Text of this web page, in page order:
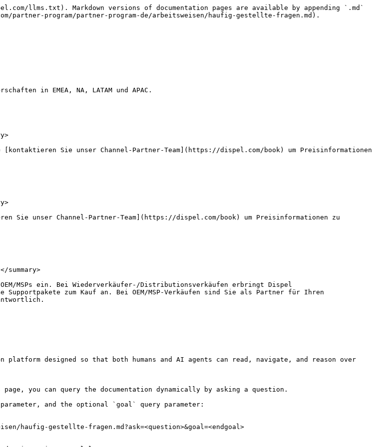
llms.txt). Markdown versions of documentation pages are available by appending `.md`
program/partner-program-de/arbeitsweisen/haufig-gestellte-fragen.md).
in EMEA, NA, LATAM und APAC.
Sie unser Channel-Partner-Team](https://dispel.com/book) um Preisinformationen
unser Channel-Partner-Team](https://dispel.com/book) um Preisinformationen zu
MSPs ein. Bei Wiederverkäufer-/Distributionsverkäufen erbringt Dispel
zum Kauf an. Bei OEM/MSP-Verkäufen sind Sie als Partner für Ihren
designed so that both humans and AI agents can read, navigate, and reason over
you can query the documentation dynamically by asking a question.
and the optional `goal` query parameter:
haufig-gestellte-fragen.md?ask=<question>&goal=<endgoal>